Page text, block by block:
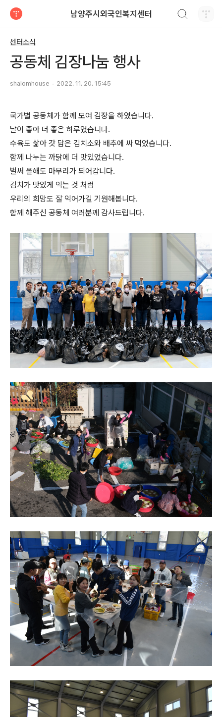
남양주시외국인복지센터
센터소식
공동체 김장나눔 행사
shalomhouse 2022. 11. 20. 15:45
국가별 공동체가 함께 모여 김장을 하였습니다.
날이 좋아 더 좋은 하루였습니다.
수육도 삶아 갓 담은 김치소와 배추에 싸 먹었습니다.
함께 나누는 까닭에 더 맛있었습니다.
벌써 올해도 마무리가 되어갑니다.
김치가 맛있게 익는 것 처럼
우리의 희망도 잘 익어가길 기원해봅니다.
함께 해주신 공동체 여러분께 감사드립니다.